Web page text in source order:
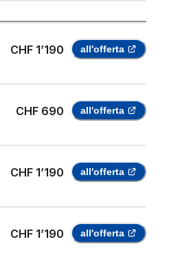
CHF 1’190 all'offerta
CHF 690 all'offerta
CHF 1’190 all'offerta
CHF 1’190 all'offerta